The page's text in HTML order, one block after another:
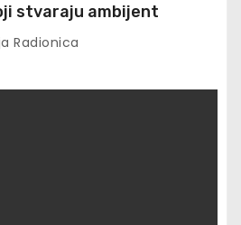
stvaraju ambijent
Radionica